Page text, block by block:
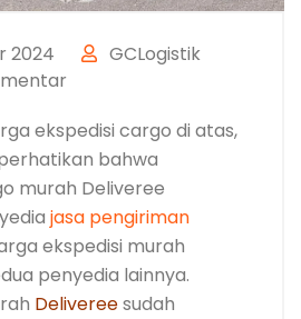
2024
GCLogistik
ekspedisi cargo di atas,
bahwa
murah Deliveree
jasa pengiriman
ekspedisi murah
penyedia lainnya.
Delivereesudah